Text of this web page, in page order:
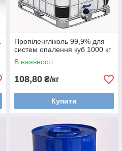
Пропіленгліколь 99,9% для
систем опалення куб 1000 кг
В наявності
108,80 ₴/кг
Купити